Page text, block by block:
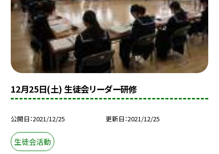
12月25日(土) 生徒会リーダー研修
公開日 2021/12/25 更新日 2021/12/25
生徒会活動